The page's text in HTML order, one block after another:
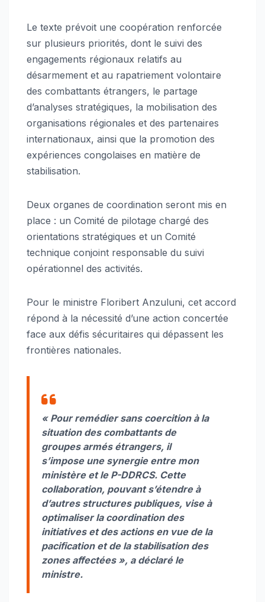
Le texte prévoit une coopération renforcée
sur plusieurs priorités, dont le suivi des
engagements régionaux relatifs au
désarmement et au rapatriement volontaire
des combattants étrangers, le partage
d’analyses stratégiques, la mobilisation des
organisations régionales et des partenaires
internationaux, ainsi que la promotion des
expériences congolaises en matière de
stabilisation.
Deux organes de coordination seront mis en
place : un Comité de pilotage chargé des
orientations stratégiques et un Comité
technique conjoint responsable du suivi
opérationnel des activités.
Pour le ministre Floribert Anzuluni, cet accord
répond à la nécessité d’une action concertée
face aux défis sécuritaires qui dépassent les
frontières nationales.
« Pour remédier sans coercition à la
situation des combattants de
groupes armés étrangers, il
s’impose une synergie entre mon
ministère et le P-DDRCS. Cette
collaboration, pouvant s’étendre à
d’autres structures publiques, vise à
optimaliser la coordination des
initiatives et des actions en vue de la
pacification et de la stabilisation des
zones affectées », a déclaré le
ministre.